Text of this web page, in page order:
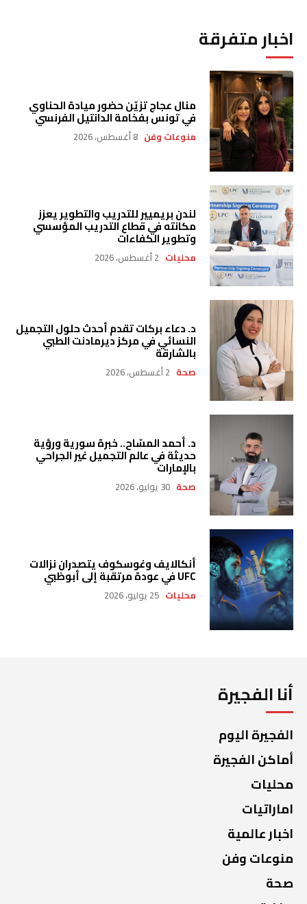
اخبار متفرقة
منال عجاج تزيّن حضور ميادة الحناوي
في تونس بفخامة الدانتيل الفرنسي
منوعات وفن 8 أغسطس، 2026
لندن بريميير للتدريب والتطوير يعزز
مكانته في قطاع التدريب المؤسسي
وتطوير الكفاءات
محليات 2 أغسطس، 2026
د. دعاء بركات تقدم أحدث حلول التجميل
النسائي في مركز ديرمادنت الطبي
بالشارقة
صحة 2 أغسطس، 2026
د. أحمد المسّاح.. خبرة سورية ورؤية
حديثة في عالم التجميل غير الجراحي
بالإمارات
صحة 30 يوليو، 2026
أنكالايف وغوسكوف يتصدران نزالات
UFC في عودة مرتقبة إلى أبوظبي
محليات 25 يوليو، 2026
أنا الفجيرة
الفجيرة اليوم
أماكن الفجيرة
محليات
اماراتيات
اخبار عالمية
منوعات وفن
صحة